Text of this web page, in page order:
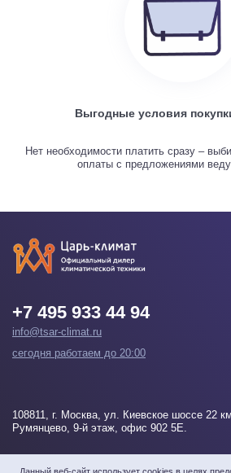
Выгодные условия
Нет необходимости платить сразу –
оплаты с предложениями
+7 495 933 44 94
info@tsar-climat.ru
сегодня работаем до 20:00
108811 , г. Москва , ул. Киевское шоссе 22
Румянцево, 9-й этаж, офис 902 5Е.
Напишите нам